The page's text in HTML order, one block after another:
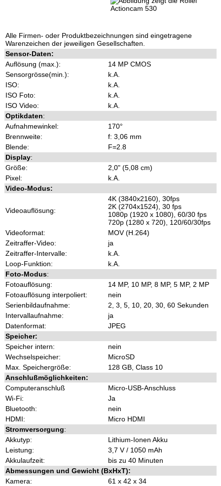
Alle Firmen- oder Produktbezeichnungen sind eingetragene
Warenzeichen der jeweiligen Gesellschaften.
Sensor-Daten:
Auflösung (max.):
14 MP CMOS
Sensorgrösse(min.):
k.A.
ISO:
k.A.
ISO Foto:
k.A.
ISO Video:
k.A.
Optikdaten:
Aufnahmewinkel:
170°
Brennweite:
f: 3,06 mm
Blende:
F=2.8
Display:
Größe:
2,0" (5,08 cm)
Pixel:
k.A.
Video-Modus:
Videoauflösung:
4K (3840x2160), 30fps
2K (2704x1524), 30 fps
1080p (1920 x 1080), 60/30 fps
720p (1280 x 720), 120/60/30fps
Videoformat:
MOV (H.264)
Zeitraffer-Video:
ja
Zeitraffer-Intervalle:
k.A.
Loop-Funktion:
k.A.
Foto-Modus:
Fotoauflösung:
14 MP, 10 MP, 8 MP, 5 MP, 2 MP
Fotoauflösung interpoliert:
nein
Serienbildaufnahme:
2, 3, 5, 10, 20, 30, 60 Sekunden
Intervallaufnahme:
ja
Datenformat:
JPEG
Speicher:
Speicher intern:
nein
Wechselspeicher:
MicroSD
Max. Speichergröße:
128 GB, Class 10
Anschlußmöglichkeiten:
Computeranschluß
Micro-USB-Anschluss
Wi-Fi:
Ja
Bluetooth:
nein
HDMI:
Micro HDMI
Stromversorgung:
Akkutyp:
Lithium-Ionen Akku
Leistung:
3,7 V / 1050 mAh
Akkulaufzeit:
bis zu 40 Minuten
Abmessungen und Gewicht (BxHxT):
Kamera:
61 x 42 x 34